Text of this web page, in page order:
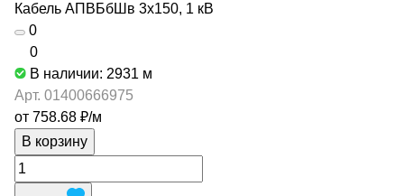
Кабель АПВБбШв 3х150, 1 кВ
0
0
В наличии: 2931 м
Арт. 01400666975
от 758.68 ₽/м
В корзину